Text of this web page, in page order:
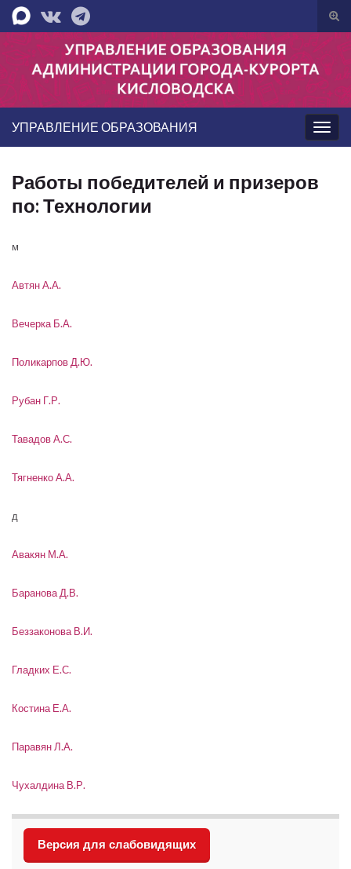
Вкл/
Search for:
Вкл/
выкл
УПРАВЛЕНИЕ ОБРАЗОВАНИЯ
Работы победителей и призеров
по: Технологии
м
Автян А.А.
Вечерка Б.А.
Поликарпов Д.Ю.
Рубан Г.Р.
Тавадов А.С.
Тягненко А.А.
д
Авакян М.А.
Баранова Д.В.
Беззаконова В.И.
Гладких Е.С.
Костина Е.А.
Паравян Л.А.
Чухалдина В.Р.
Версия для слабовидящих